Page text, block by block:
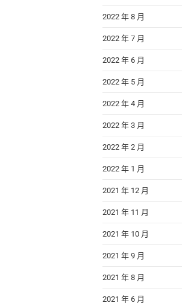
2022 年 8 月
2022 年 7 月
2022 年 6 月
2022 年 5 月
2022 年 4 月
2022 年 3 月
2022 年 2 月
2022 年 1 月
2021 年 12 月
2021 年 11 月
2021 年 10 月
2021 年 9 月
2021 年 8 月
2021 年 6 月